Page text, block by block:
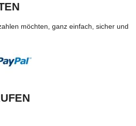
möchten, ganz einfach, sicher und